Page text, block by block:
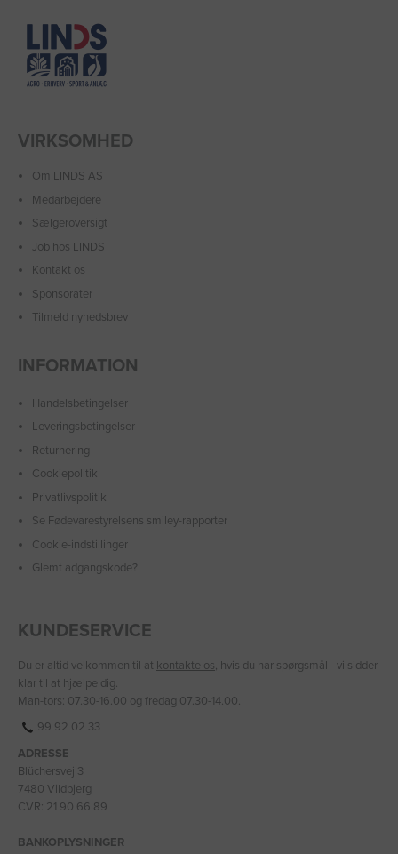
VIRKSOMHED
Om LINDS AS
Medarbejdere
Sælgeroversigt
Job hos LINDS
Kontakt os
Sponsorater
Tilmeld nyhedsbrev
INFORMATION
Handelsbetingelser
Leveringsbetingelser
Returnering
Cookiepolitik
Privatlivspolitik
Se Fødevarestyrelsens smiley-rapporter
Cookie-indstillinger
Glemt adgangskode?
KUNDESERVICE
Du er altid velkommen til at kontakte os, hvis du har spørgsmål - vi sidder
klar til at hjælpe dig.
Man-tors: 07.30-16.00 og fredag 07.30-14.00.
99 92 02 33
ADRESSE
Blüchersvej 3
7480 Vildbjerg
CVR: 21 90 66 89
BANKOPLYSNINGER